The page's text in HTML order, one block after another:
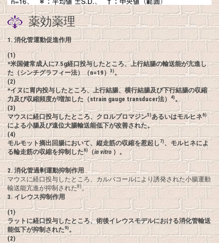
薬効薬理
1.消化管運動促進作用
(1)
*米国健常成人に7.5g経口投与したところ、上行結腸の輸送能が亢進し
た（シンチグラフィー法）（n=19）3)。
(2)
*イヌに胃内投与したところ、上行結腸、横行結腸及び下行結腸の収縮
力及び収縮頻度が増加した（strain gauge transducer法）
4)。
(3)
マウスに経口投与したところ、クロルプロマジン5)あるいはモルヒネ6)
による小腸及び遠位大腸輸送能低下が改善された。
(4)
モルモット摘出回腸において、縦走筋の収縮を惹起し7)、モルヒネによ
る輪走筋の収縮を抑制した6) （in vitro ）。
2. 消化管過剰運動抑制作用
マウスに経口投与したところ、カルバコールにより誘発された小腸運動
輸送能亢進が抑制された8)。
3. イレウス抑制作用
(1)
ラットに経口投与したところ、術後イレウスモデルにおける消化管輸送
能低下が抑制された9)。
(2)